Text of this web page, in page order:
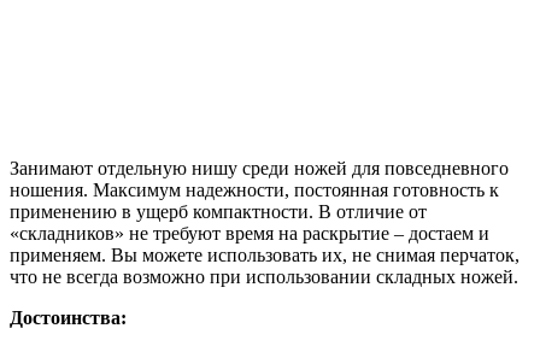
Занимают отдельную нишу среди ножей для повседневного
ношения. Максимум надежности, постоянная готовность к
применению в ущерб компактности. В отличие от
«складников» не требуют время на раскрытие – достаем и
применяем. Вы можете использовать их, не снимая перчаток,
что не всегда возможно при использовании складных ножей.
Достоинства: